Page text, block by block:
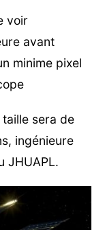
voir
avant
minime pixel
taille sera de
ingénieure
JHUAPL.